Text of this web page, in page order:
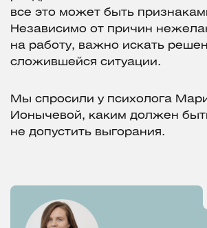
все это может быть
Независимо от причин
на работу, важно искать
сложившейся ситуации.
Мы спросили у психолога
Ионычевой, каким должен
не допустить выгорания.